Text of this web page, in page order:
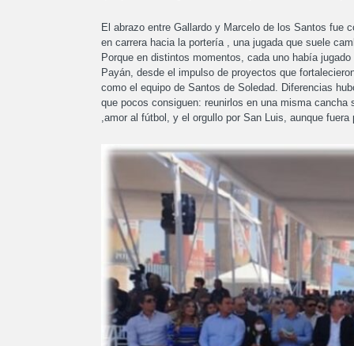
El abrazo entre Gallardo y Marcelo de los Santos fue
en carrera hacia la portería , una jugada que suele
Porque en distintos momentos, cada uno había
Payán, desde el impulso de proyectos que
como el equipo de Santos de Soledad. Diferencias
que pocos consiguen: reunirlos en una misma
,amor al fútbol, y el orgullo por San Luis, aunque fuera